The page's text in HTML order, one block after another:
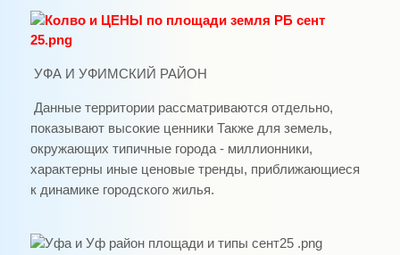
УФА И УФИМСКИЙ РАЙОН
Данные территории рассматриваются отдельно,
показывают высокие ценники Также для земель,
окружающих типичные города - миллионники,
характерны иные ценовые тренды, приближающиеся
к динамике городского жилья.